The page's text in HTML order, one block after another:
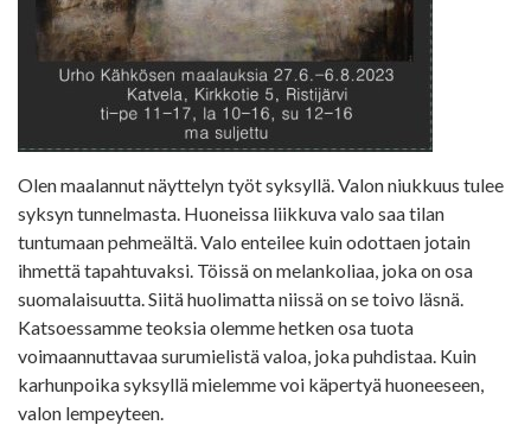
Olen maalannut näyttelyn työt syksyllä. Valon niukkuus tulee
syksyn tunnelmasta. Huoneissa liikkuva valo saa tilan
tuntumaan pehmeältä. Valo enteilee kuin odottaen jotain
ihmettä tapahtuvaksi. Töissä on melankoliaa, joka on osa
suomalaisuutta. Siitä huolimatta niissä on se toivo läsnä.
Katsoessamme teoksia olemme hetken osa tuota
voimaannuttavaa surumielistä valoa, joka puhdistaa. Kuin
karhunpoika syksyllä mielemme voi käpertyä huoneeseen,
valon lempeyteen.